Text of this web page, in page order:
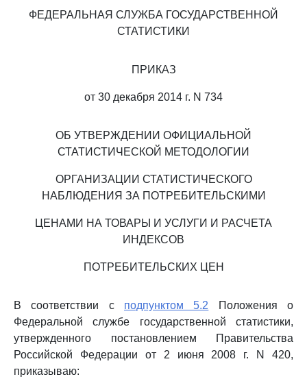
ФЕДЕРАЛЬНАЯ СЛУЖБА ГОСУДАРСТВЕННОЙ
СТАТИСТИКИ
ПРИКАЗ
от 30 декабря 2014 г. N 734
ОБ УТВЕРЖДЕНИИ ОФИЦИАЛЬНОЙ
СТАТИСТИЧЕСКОЙ МЕТОДОЛОГИИ
ОРГАНИЗАЦИИ СТАТИСТИЧЕСКОГО
НАБЛЮДЕНИЯ ЗА ПОТРЕБИТЕЛЬСКИМИ
ЦЕНАМИ НА ТОВАРЫ И УСЛУГИ И РАСЧЕТА
ИНДЕКСОВ
ПОТРЕБИТЕЛЬСКИХ ЦЕН
В соответствии с подпунктом 5.2 Положения о
Федеральной службе государственной статистики,
утвержденного постановлением Правительства
Российской Федерации от 2 июня 2008 г. N 420,
приказываю: